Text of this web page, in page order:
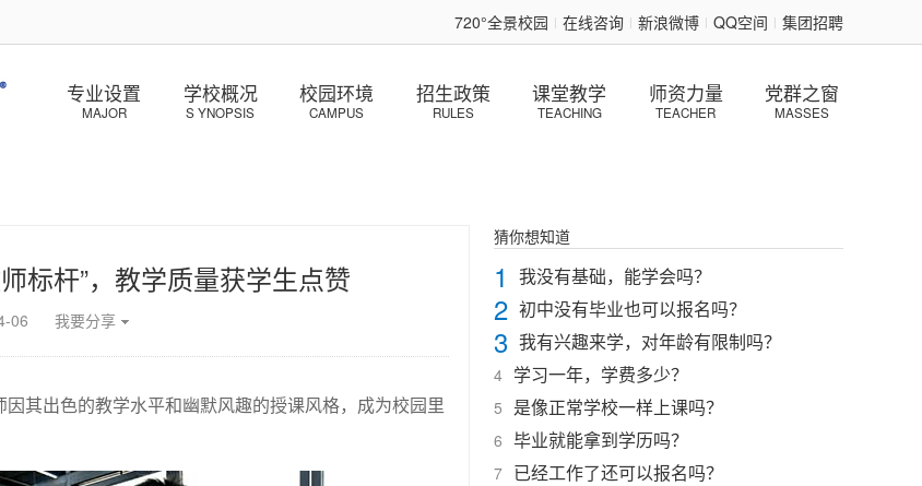
720°全景校园 | 在线咨询 | 新浪微博 | QQ空间 | 集团招聘
专业设置
MAJOR
学校概况
S YNOPSIS
校园环境
CAMPUS
招生政策
RULES
课堂教学
TEACHING
师资力量
TEACHER
党群之窗
MASSES
标杆”，教学质量获学生点赞
06 我要分享
其出色的教学水平和幽默风趣的授课风格，成为校园里
猜你想知道
1 我没有基础，能学会吗？
2 初中没有毕业也可以报名吗？
3 我有兴趣来学，对年龄有限制吗？
4 学习一年，学费多少？
5 是像正常学校一样上课吗？
6 毕业就能拿到学历吗？
7 已经工作了还可以报名吗？